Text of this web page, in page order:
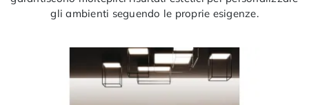
gli ambienti seguendo le proprie esigenze.